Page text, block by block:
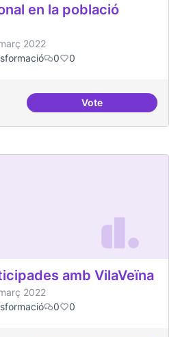
en la població
2022
0 0
VoteMalestar
amb VilaVeïna
2022
0 0